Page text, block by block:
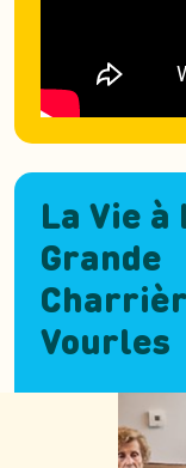
La Vie à
Grande
Vourles